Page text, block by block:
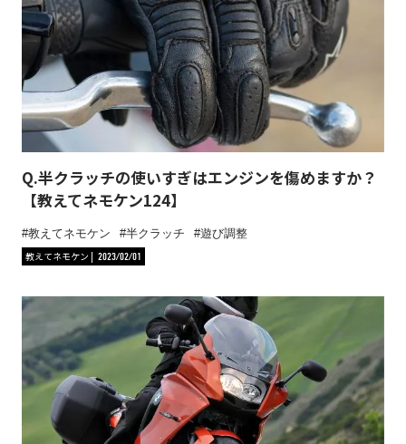
Q.半クラッチの使いすぎはエンジンを傷めますか？
【教えてネモケン124】
教えてネモケン 半クラッチ
遊び調整
教えてネモケン
2023/02/01